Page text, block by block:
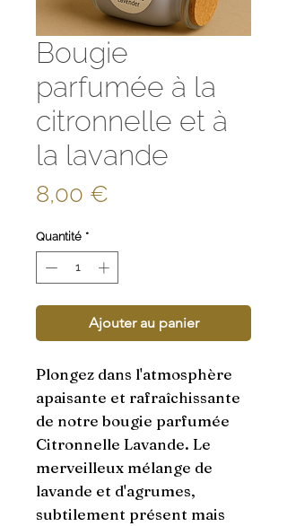
Bougie
parfumée à la
citronnelle et à
la lavande
8,00 €
Quantité *
Ajouter au panier
Plongez dans l'atmosphère
apaisante et rafraîchissante
de notre bougie parfumée
Citronnelle Lavande. Le
merveilleux mélange de
lavande et d'agrumes,
subtilement présent mais